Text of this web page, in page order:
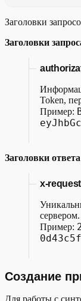
Заголовки
Заголовки
Token,
Пример:
Заголовки ответа
x-
Пример:
Создание